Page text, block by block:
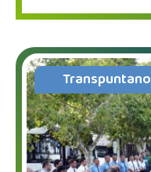
Transpuntano